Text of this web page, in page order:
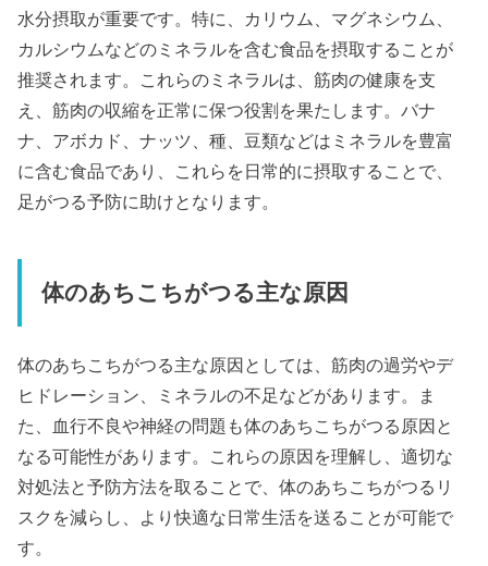
水分摂取が重要です。特に、カリウム、マグネシウム、
カルシウムなどのミネラルを含む食品を摂取することが
推奨されます。これらのミネラルは、筋肉の健康を支
え、筋肉の収縮を正常に保つ役割を果たします。バナ
ナ、アボカド、ナッツ、種、豆類などはミネラルを豊富
に含む食品であり、これらを日常的に摂取することで、
足がつる予防に助けとなります。
体のあちこちがつる主な原因
体のあちこちがつる主な原因としては、筋肉の過労やデ
ヒドレーション、ミネラルの不足などがあります。ま
た、血行不良や神経の問題も体のあちこちがつる原因と
なる可能性があります。これらの原因を理解し、適切な
対処法と予防方法を取ることで、体のあちこちがつるリ
スクを減らし、より快適な日常生活を送ることが可能で
す。